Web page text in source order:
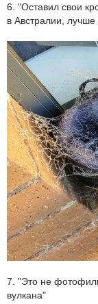
6. "Оставил свои
в Австралии, лучше
7. "Это не
вулкана"